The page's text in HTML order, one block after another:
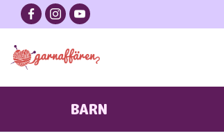
BARN